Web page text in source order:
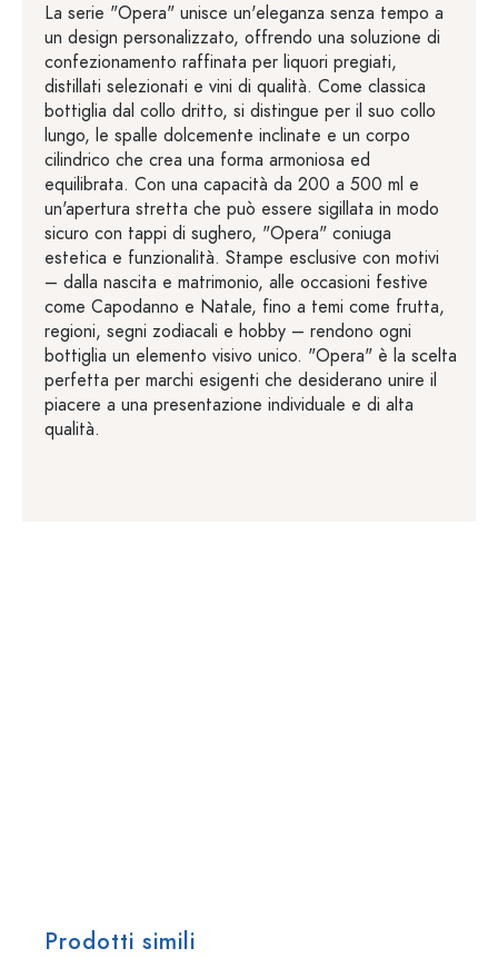
La serie "Opera" unisce un'eleganza senza tempo a
un design personalizzato, offrendo una soluzione di
confezionamento raffinata per liquori pregiati,
distillati selezionati e vini di qualità. Come classica
bottiglia dal collo dritto, si distingue per il suo collo
lungo, le spalle dolcemente inclinate e un corpo
cilindrico che crea una forma armoniosa ed
equilibrata. Con una capacità da 200 a 500 ml e
un'apertura stretta che può essere sigillata in modo
sicuro con tappi di sughero, "Opera" coniuga
estetica e funzionalità. Stampe esclusive con motivi
– dalla nascita e matrimonio, alle occasioni festive
come Capodanno e Natale, fino a temi come frutta,
regioni, segni zodiacali e hobby – rendono ogni
bottiglia un elemento visivo unico. "Opera" è la scelta
perfetta per marchi esigenti che desiderano unire il
piacere a una presentazione individuale e di alta
qualità.
Prodotti simili